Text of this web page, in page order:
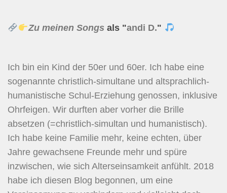
Zu meinen Songs als "andi D."
Ich bin ein Kind der 50er und 60er. Ich habe eine
sogenannte christlich-simultane und altsprachlich-
humanistische Schul-Erziehung genossen, inklusive
Ohrfeigen. Wir durften aber vorher die Brille
absetzen (=christlich-simultan und humanistisch).
Ich habe keine Familie mehr, keine echten, über
Jahre gewachsene Freunde mehr und spüre
inzwischen, wie sich Alterseinsamkeit anfühlt. 2018
habe ich diesen Blog begonnen, um eine